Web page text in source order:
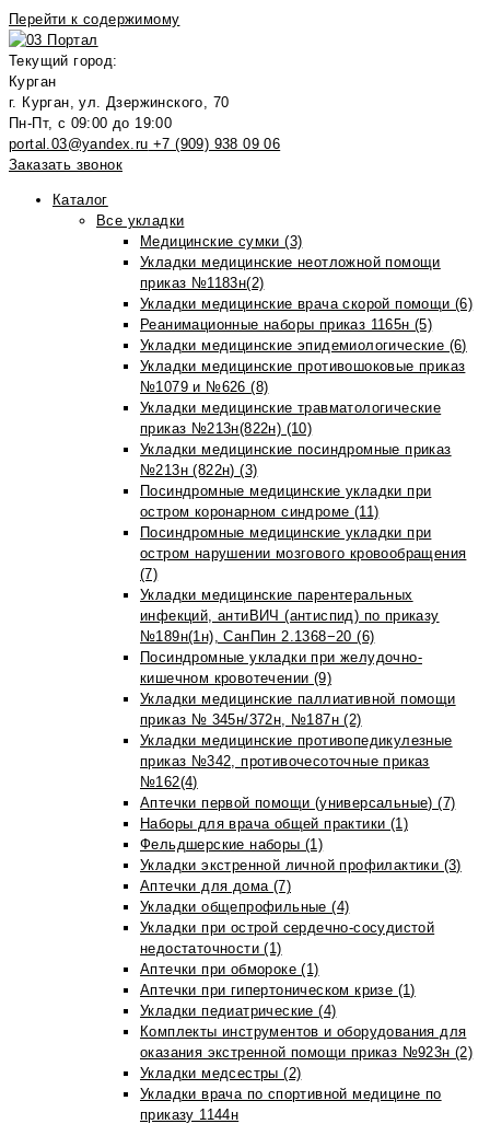
Перейти к содержимому
Текущий город:
Курган
г. Курган, ул. Дзержинского, 70
Пн-Пт, с 09:00 до 19:00
portal.03@yandex.ru +7 (909) 938 09 06
Заказать звонок
Каталог
Все укладки
Медицинские сумки (3)
Укладки медицинские неотложной помощи
приказ №1183н(2)
Укладки медицинские врача скорой помощи (6)
Реанимационные наборы приказ 1165н (5)
Укладки медицинские эпидемиологические (6)
Укладки медицинские противошоковые приказ
№1079 и №626 (8)
Укладки медицинские травматологические
приказ №213н(822н) (10)
Укладки медицинские посиндромные приказ
№213н (822н) (3)
Посиндромные медицинские укладки при
остром коронарном синдроме (11)
Посиндромные медицинские укладки при
остром нарушении мозгового кровообращения
(7)
Укладки медицинские парентеральных
инфекций, антиВИЧ (антиспид) по приказу
№189н(1н), СанПин 2.1368−20 (6)
Посиндромные укладки при желудочно-
кишечном кровотечении (9)
Укладки медицинские паллиативной помощи
приказ № 345н/372н, №187н (2)
Укладки медицинские противопедикулезные
приказ №342, противочесоточные приказ
№162(4)
Аптечки первой помощи (универсальные) (7)
Наборы для врача общей практики (1)
Фельдшерские наборы (1)
Укладки экстренной личной профилактики (3)
Аптечки для дома (7)
Укладки общепрофильные (4)
Укладки при острой сердечно-сосудистой
недостаточности (1)
Аптечки при обмороке (1)
Аптечки при гипертоническом кризе (1)
Укладки педиатрические (4)
Комплекты инструментов и оборудования для
оказания экстренной помощи приказ №923н (2)
Укладки медсестры (2)
Укладки врача по спортивной медицине по
приказу 1144н